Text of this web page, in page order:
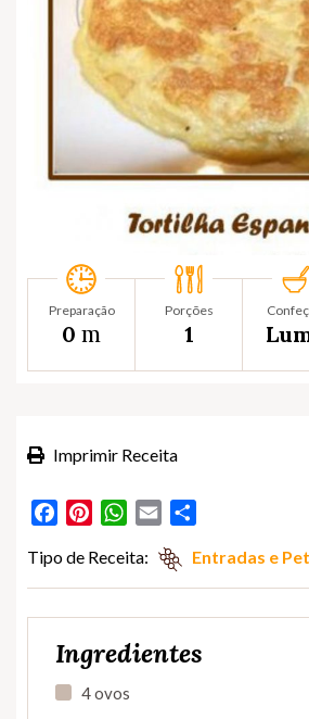
Preparação
0 m
Porções
1
Imprimir Receita
FacebookPinterestWhatsApp
Email
Tipo de Receita: Entradas e
Ingredientes
4 ovos